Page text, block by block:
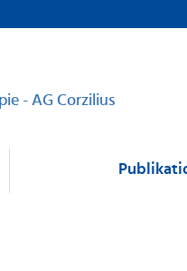
- AG Corzilius